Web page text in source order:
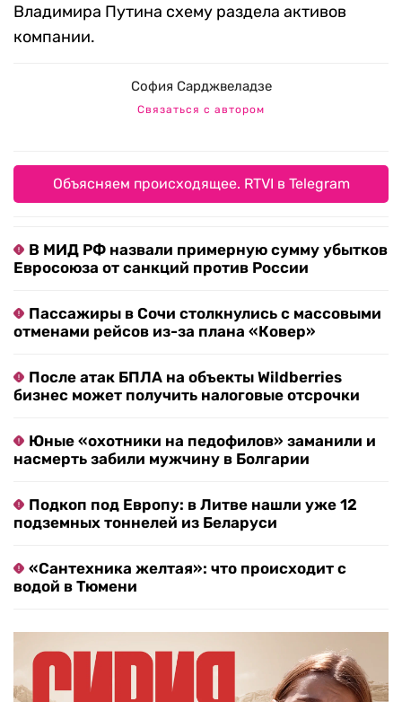
Владимира Путина схему раздела активов
компании.
София Сарджвеладзе
Связаться с автором
Объясняем происходящее. RTVI в Telegram
В МИД РФ назвали примерную сумму убытков
Евросоюза от санкций против России
Пассажиры в Сочи столкнулись с массовыми
отменами рейсов из-за плана «Ковер»
После атак БПЛА на объекты Wildberries
бизнес может получить налоговые отсрочки
Юные «охотники на педофилов» заманили и
насмерть забили мужчину в Болгарии
Подкоп под Европу: в Литве нашли уже 12
подземных тоннелей из Беларуси
«Сантехника желтая»: что происходит с
водой в Тюмени